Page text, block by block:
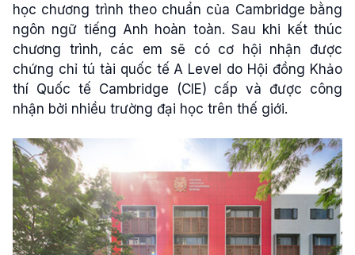
học chương trình theo chuẩn của Cambridge bằng
ngôn ngữ tiếng Anh hoàn toàn. Sau khi kết thúc
chương trình, các em sẽ có cơ hội nhận được
chứng chỉ tú tài quốc tế A Level do Hội đồng Khảo
thí Quốc tế Cambridge (CIE) cấp và được công
nhận bởi nhiều trường đại học trên thế giới.